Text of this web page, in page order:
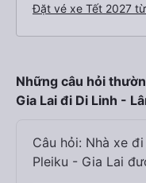
Đặt vé xe Tết 2027
Những câu hỏi
Gia Lai đi Di Linh -
Câu hỏi: Nhà xe
Pleiku - Gia Lai